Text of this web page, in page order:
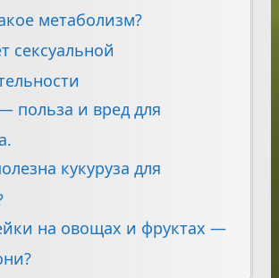
метаболизм?
сексуальной
польза и вред для
кукуруза для
на овощах и фруктах —